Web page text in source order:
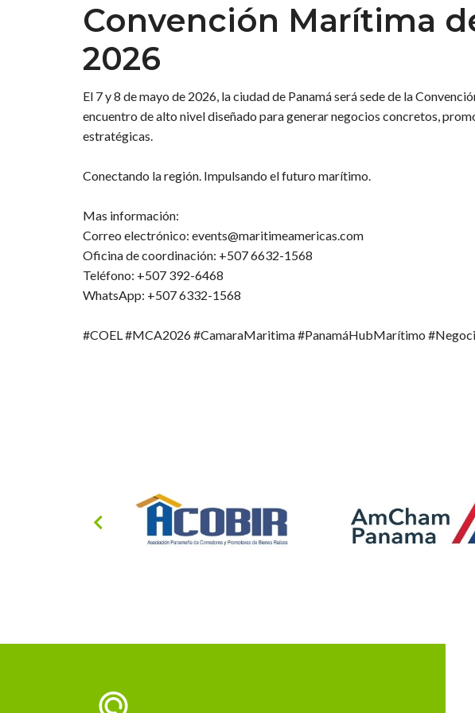
Convención Marítima
2026
El 7 y 8 de mayo de 2026, la ciudad de Panamá será sede de la
encuentro de alto nivel diseñado para generar negocios concretos,
estratégicas.
Conectando la región. Impulsando el futuro marítimo.
Mas información:
Correo electrónico: events@maritimeamericas.com
Oficina de coordinación: +507 6632-1568
Teléfono: +507 392-6468
WhatsApp: +507 6332-1568
#COEL#MCA2026#CamaraMaritima#PanamáHubMarítimo